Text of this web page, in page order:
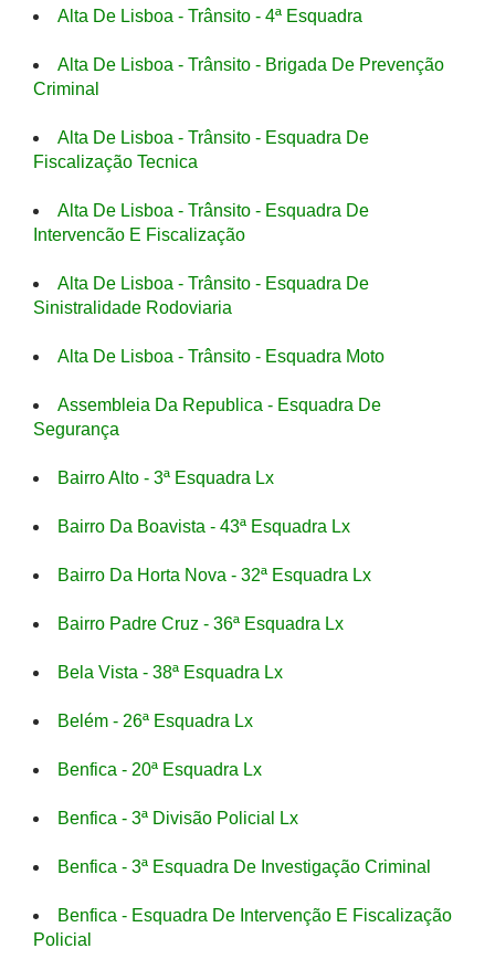
Alta De Lisboa - Trânsito - 4ª Esquadra
Alta De Lisboa - Trânsito - Brigada De Prevenção
Criminal
Alta De Lisboa - Trânsito - Esquadra De
Fiscalização Tecnica
Alta De Lisboa - Trânsito - Esquadra De
Intervencão E Fiscalização
Alta De Lisboa - Trânsito - Esquadra De
Sinistralidade Rodoviaria
Alta De Lisboa - Trânsito - Esquadra Moto
Assembleia Da Republica - Esquadra De
Segurança
Bairro Alto - 3ª Esquadra Lx
Bairro Da Boavista - 43ª Esquadra Lx
Bairro Da Horta Nova - 32ª Esquadra Lx
Bairro Padre Cruz - 36ª Esquadra Lx
Bela Vista - 38ª Esquadra Lx
Belém - 26ª Esquadra Lx
Benfica - 20ª Esquadra Lx
Benfica - 3ª Divisão Policial Lx
Benfica - 3ª Esquadra De Investigação Criminal
Benfica - Esquadra De Intervenção E Fiscalização
Policial